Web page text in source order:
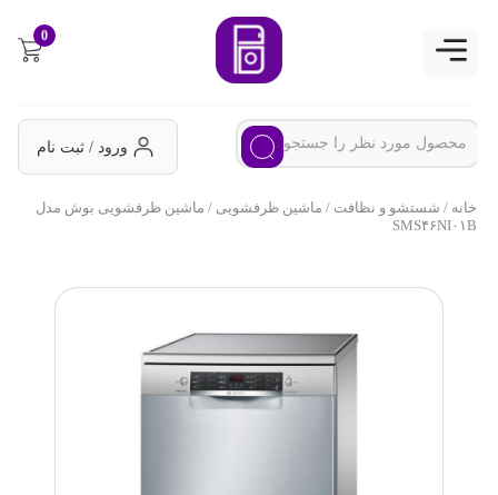
ورود / ثبت نام
خانه/شستشو و نظافت/ماشین ظرفشویی/ ماشین ظرفشویی بوش مدل
SMS۴۶NI۰۱B